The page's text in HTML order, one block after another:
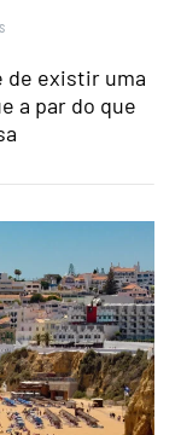
de existir uma
a par do que